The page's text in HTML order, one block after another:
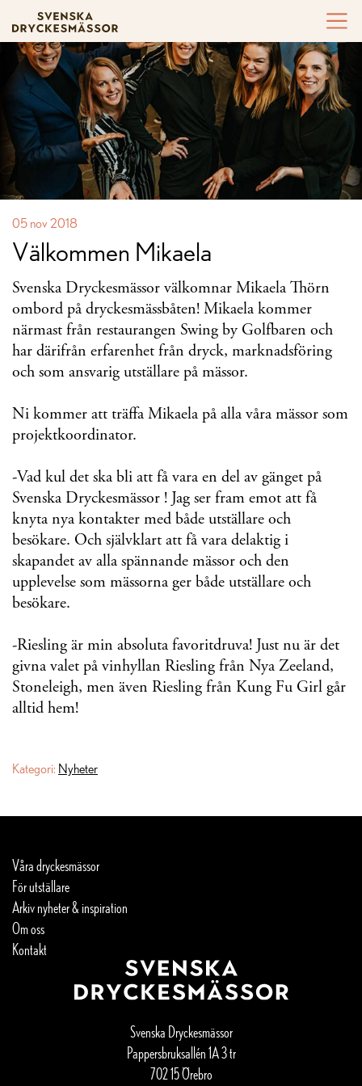
Hoppa till innehållet
05 nov 2018
Välkommen Mikaela
Svenska Dryckesmässor välkomnar Mikaela Thörn
ombord på dryckesmässbåten! Mikaela kommer
närmast från restaurangen Swing by Golfbaren och
har därifrån erfarenhet från dryck, marknadsföring
och som ansvarig utställare på mässor.
Ni kommer att träffa Mikaela på alla våra mässor som
projektkoordinator.
-Vad kul det ska bli att få vara en del av gänget på
Svenska Dryckesmässor ! Jag ser fram emot att få
knyta nya kontakter med både utställare och
besökare. Och självklart att få vara delaktig i
skapandet av alla spännande mässor och den
upplevelse som mässorna ger både utställare och
besökare.
-Riesling är min absoluta favoritdruva! Just nu är det
givna valet på vinhyllan Riesling från Nya Zeeland,
Stoneleigh, men även Riesling från Kung Fu Girl går
alltid hem!
Kategori: Nyheter
Våra dryckesmässor
För utställare
Arkiv nyheter & inspiration
Om oss
Kontakt
Svenska Dryckesmässor
Pappersbruksallén 1A 3 tr
702 15 Örebro